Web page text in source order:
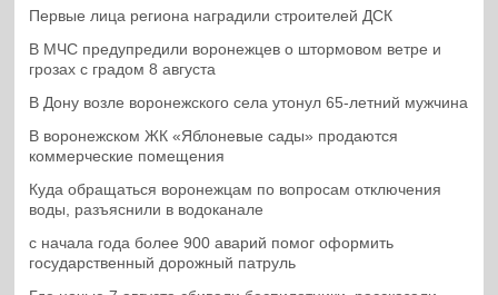
Первые лица региона наградили строителей ДСК
В МЧС предупредили воронежцев о штормовом ветре и
грозах с градом 8 августа
В Дону возле воронежского села утонул 65-летний мужчина
В воронежском ЖК «Яблоневые сады» продаются
коммерческие помещения
Куда обращаться воронежцам по вопросам отключения
воды, разъяснили в водоканале
с начала года более 900 аварий помог оформить
государственный дорожный патруль